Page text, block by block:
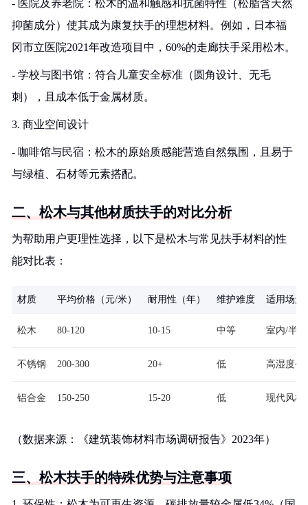
- 医院及养老院：松木的温和触感和抗菌特性（松脂含天然
抑菌成分）使其成为康复扶手的理想材料。例如，日本福
冈市立医院2021年改造项目中，60%的走廊扶手采用松木。
- 学校与图书馆：符合儿童安全标准（圆角设计、无毛
刺），且成本低于金属材质。
3. 商业空间设计
- 咖啡馆与民宿：松木的原始质感能营造自然氛围，且易于
与绿植、石材等元素搭配。
二、松木与其他材质扶手的对比分析
为帮助用户更理性选择，以下是松木与常见扶手材料的性
能对比表：
材质 平均价格（元/米） 耐用性（年） 维护难度 适用场景
松木 80-120 10-15 中等 室内/半
不锈钢 200-300 20+ 低 高湿度公
铝合金 150-250 15-20 低 现代风格
（数据来源：《建筑装饰材料市场调研报告》2023年）
三、松木扶手的特殊优势与注意事项